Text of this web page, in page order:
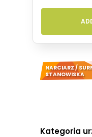
NARCIARZ /
STANOWISKA
Kategoria